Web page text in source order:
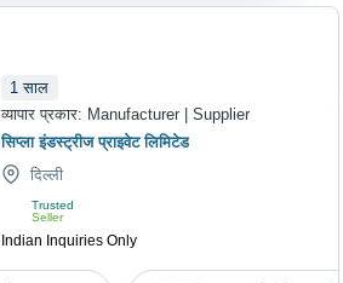
1 साल
व्यापार प्रकार: Manufacturer | Supplier
सिप्ला इंडस्ट्रीज प्राइवेट लिमिटेड
दिल्ली
Trusted
Seller
Indian Inquiries Only